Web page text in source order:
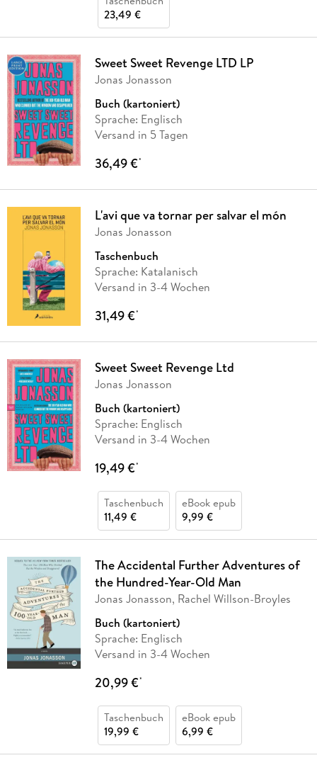
23,49 €
Sweet Sweet Revenge LTD LP
Jonas Jonasson
Buch (kartoniert)
Sprache: Englisch
Versand in 5 Tagen
36,49 €*
L'avi que va tornar per salvar el món
Jonas Jonasson
Taschenbuch
Sprache: Katalanisch
Versand in 3-4 Wochen
31,49 €*
Sweet Sweet Revenge Ltd
Jonas Jonasson
Buch (kartoniert)
Sprache: Englisch
Versand in 3-4 Wochen
19,49 €*
Taschenbuch
11,49 €
eBook epub
9,99 €
The Accidental Further Adventures of
the Hundred-Year-Old Man
Jonas Jonasson, Rachel Willson-Broyles
Buch (kartoniert)
Sprache: Englisch
Versand in 3-4 Wochen
20,99 €*
Taschenbuch
19,99 €
eBook epub
6,99 €